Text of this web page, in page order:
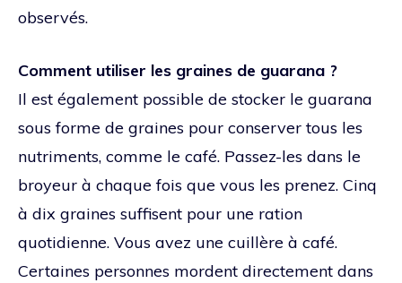
observés.
Comment utiliser les graines de guarana ?
Il est également possible de stocker le guarana
sous forme de graines pour conserver tous les
nutriments, comme le café. Passez-les dans le
broyeur à chaque fois que vous les prenez. Cinq
à dix graines suffisent pour une ration
quotidienne. Vous avez une cuillère à café.
Certaines personnes mordent directement dans